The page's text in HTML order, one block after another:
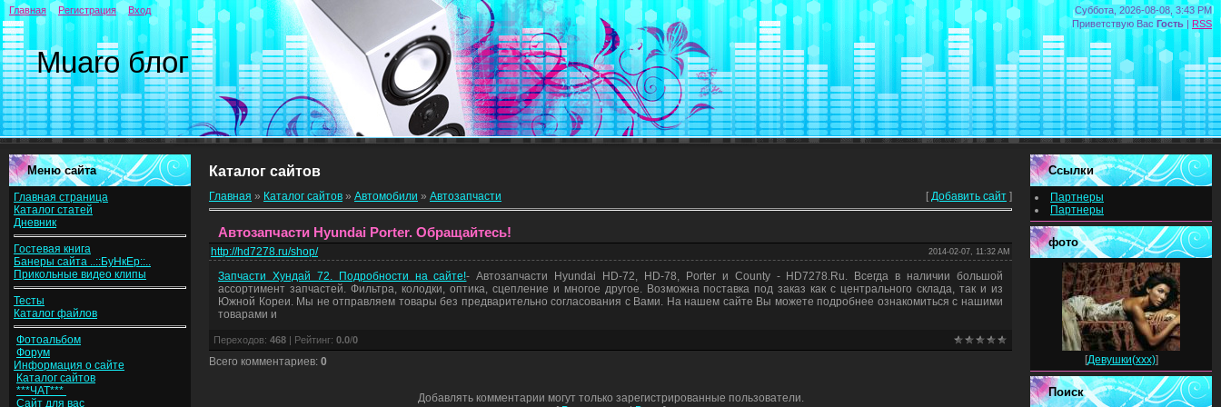
Суббота, 2026-08-08, 3:43 PM
Приветствую Вас Гость | RSS
Muaro блог
Главная Регистрация Вход
Меню сайта
Главная страница
Каталог статей
Дневник
Гостевая книга
Банеры сайта ..::БуНкЕр::..
Прикольные видео клипы
Тесты
Каталог файлов
Фотоальбом
Форум
Информация о сайте
Каталог сайтов
***ЧАТ***
Сайт для вас
Каталог сайтов
Главная » Каталог сайтов » Автомобили » Автозапчасти [ Добавить сайт ]
Автозапчасти Hyundai Porter. Обращайтесь!
http://hd7278.ru/shop/ 2014-02-07, 11:32 AM
Запчасти Хундай 72. Подробности на сайте!- Автозапчасти Hyundai HD-72, HD-78, Porter и County - HD7278.Ru. Всегда в наличии большой
ассортимент запчастей. Фильтра, колодки, оптика, сцепление и многое другое. Возможна поставка под заказ как с центрального склада, так и из
Южной Кореи. Мы не отправляем товары без предварительно согласования с Вами. На нашем сайте Вы можете подробнее ознакомиться с нашими
товарами и
Переходов: 468 | Рейтинг: 0.0/0
Всего комментариев: 0
Добавлять комментарии могут только зарегистрированные пользователи.
Ссылки
Партнеры
Партнеры
фото
[Девушки(xxx)]
Поиск